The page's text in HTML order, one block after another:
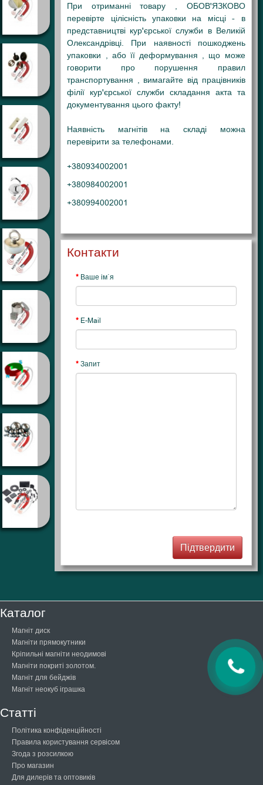
При отриманні товару , ОБОВ'ЯЗКОВО
перевірте цілісність упаковки на місці - в
представництві кур'єрської служби в Великій
Олександрівці. При наявності пошкоджень
упаковки , або її деформування , що може
говорити про порушення правил
транспортування , вимагайте від працівників
філії кур'єрської служби складання акта та
документування цього факту!
Наявність магнітів на складі можна
перевірити за телефонами.
+380934002001
+380984002001
+380994002001
Контакти
Ваше ім`я
E-Mail
Запит
Каталог
Магніт диск
Магніти прямокутники
Кріпильні магніти неодимові
Магніти покриті золотом.
Магніт для бейджів
Магніт неокуб іграшка
Статті
Політика конфіденційності
Правила користування сервісом
Згода з розсилкою
Про магазин
Для дилерів та оптовиків